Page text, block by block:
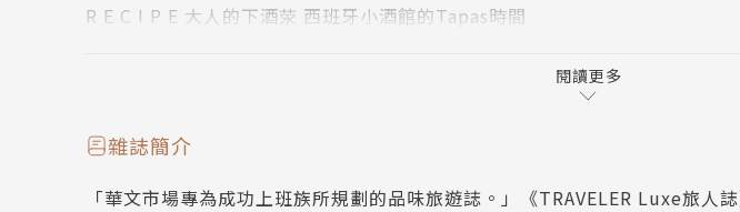
（二）兵庫城崎溫泉，文學溫泉的悠然時光
文學「城崎文學」，2013年為紀念文豪志賀直哉來湯百年更發起「本と温泉
鮮和但馬牛，或在喫茶屋享受靜好的閱讀時光，感受令日本文人流連忘返的城
R E C I P E 大人的下酒荥 西班牙小酒館的Tapas時間
HOTEL DESIGN 01來場真正的五星級希臘體驗xenodocheio Milos
HOTEL LUXURY 02不用寄生，也能上流 Hotel Villa Soroadd
HOTEL VIEW 03享受阿爾卑斯山奢華寧靜 Six Senses Crans-Montana
What’s HOT SPOT 以纜車票收集雪季藝術哲思
閱讀更多
雜誌簡介
「華文市場專為成功上班族所規劃的品味旅遊誌。」《TRAVELER Luxe旅人